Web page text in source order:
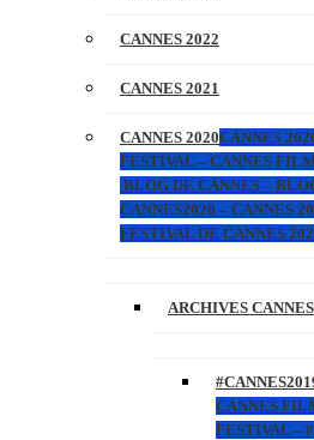
CANNES 2022
CANNES 2021
CANNES 2020CANNES
FESTIVAL – CANNES
BLOG DE CANNES –
CANNES2020 – CANNES
FESTIVAL DE CANNES
ARCHIVES CANNES
CANNES
FESTIVAL –